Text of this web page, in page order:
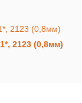
2123 (0,8мм)